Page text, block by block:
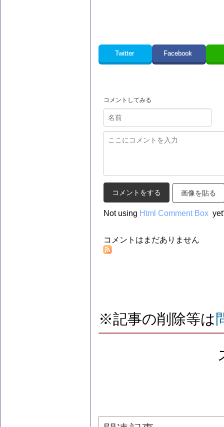
Twitter Facebook
コメントしてみる
画像を貼る
Not using Html Comment Box
コメントはまだありません
※記事の削除等は